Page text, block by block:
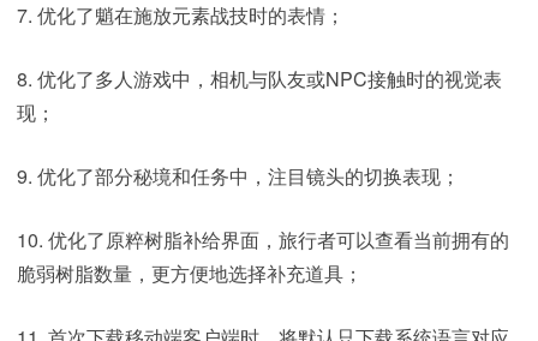
7. 优化了魈在施放元素战技时的表情；
8. 优化了多人游戏中，相机与队友或NPC接触时的视觉表
现；
9. 优化了部分秘境和任务中，注目镜头的切换表现；
10. 优化了原粹树脂补给界面，旅行者可以查看当前拥有的
脆弱树脂数量，更方便地选择补充道具；